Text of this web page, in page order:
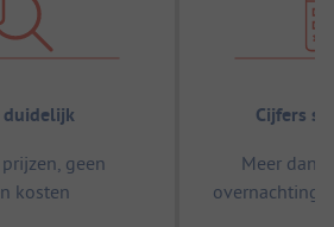
geen
kosten
Cijfers
Meer dan